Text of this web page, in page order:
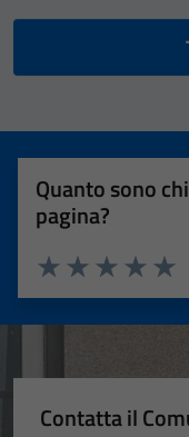
Quanto sono
pagina?
Valuta
Valuta 3
Valuta 2 stelle
Valuta 1 stelle su 5
Contatta il